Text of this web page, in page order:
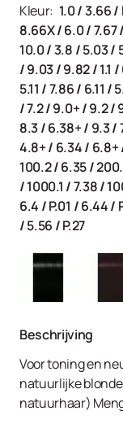
Kleur: 1.0/3.66/
8.66X/6.0/7.67
10.0/3.8 /5.03/
/9.03/9.82/1.1 /
5.11 /7.86/ 6.11 /
/7.2/9.0+/9.2/
8.3/6.38+/ 9.3/
4.8+/ 6.34/ 6.8+
100.2/6.35/
/1000.1 /7.38/
6.4 /P.01 /6.44/
/5.56 /P.27
Beschrijving
Voor toning en
natuurlijke
natuurhaar)